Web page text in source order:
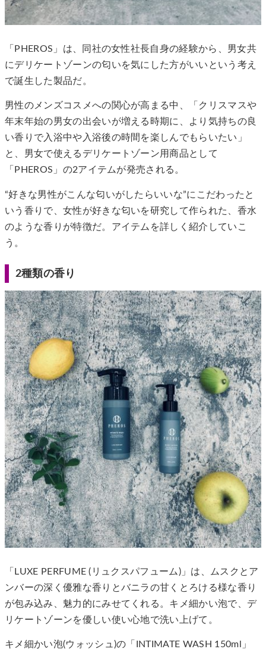
「PHEROS」は、同社の女性社長自身の経験から、男女共
にデリケートゾーンの匂いを気にした方がいいという考え
で誕生した製品だ。
男性のメンズコスメへの関心が高まる中、「クリスマスや
年末年始の男女の出会いが増える時期に、より気持ちの良
い香りで入浴中や入浴後の時間を楽しんでもらいたい」
と、男女で使えるデリケートゾーン用商品として
「PHEROS」の2アイテムが発売される。
“好きな男性がこんな匂いがしたらいいな”にこだわったと
いう香りで、女性が好きな匂いを研究して作られた、香水
のような香りが特徴だ。アイテムを詳しく紹介していこ
う。
2種類の香り
「LUXE PERFUME (リュクスパフューム)」は、ムスクとア
ンバーの深く優雅な香りとバニラの甘くとろける様な香り
が包み込み、魅力的にみせてくれる。キメ細かい泡で、デ
リケートゾーンを優しい使い心地で洗い上げて。
キメ細かい泡(ウォッシュ)の「INTIMATE WASH 150ml」